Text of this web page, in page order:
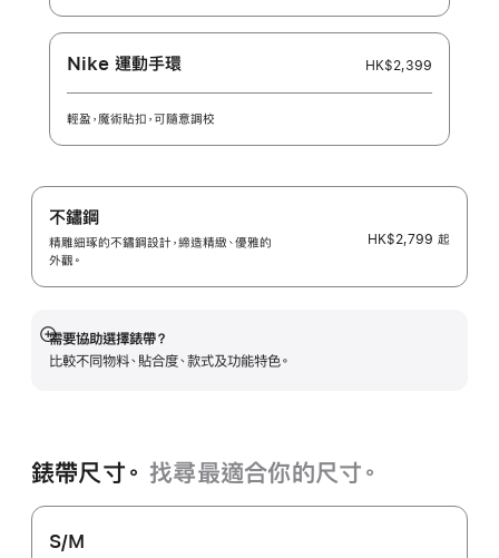
Nike 運動手環 HK$2,399
輕盈，魔術貼扣，可隨意調校
不鏽鋼
精雕細琢的不鏽鋼設計，締造精緻、優雅的
外觀。
HK$2,799 起
需要協助選擇錶帶？
比較不同物料、貼合度、款式及功能特色。
顯
示
錶帶尺寸。 找尋最適合你的尺寸。
S/M